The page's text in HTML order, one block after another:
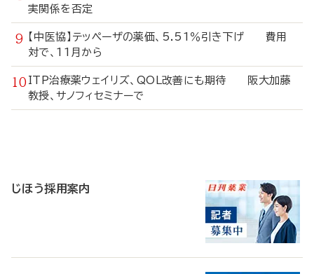
実関係を否定
【中医協】テッペーザの薬価、5.51％引き下げ 費用
対で、11月から
ITP治療薬ウェイリズ、QOL改善にも期待 阪大加藤
教授、サノフィセミナーで
じほう採用案内